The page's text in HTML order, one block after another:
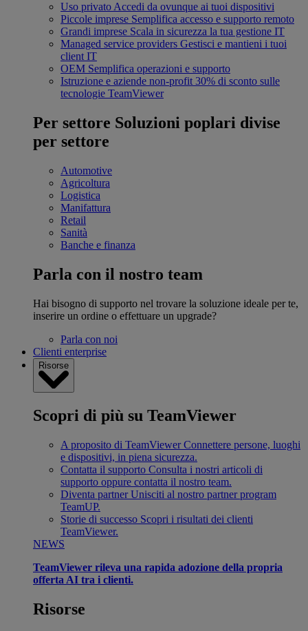
Uso privato Accedi da ovunque ai tuoi dispositivi
Piccole imprese Semplifica accesso e supporto remoto
Grandi imprese Scala in sicurezza la tua gestione IT
Managed service providers Gestisci e mantieni i tuoi
client IT
OEM Semplifica operazioni e supporto
Istruzione e aziende non-profit 30% di sconto sulle
tecnologie TeamViewer
Per settore Soluzioni poplari divise
per settore
Automotive
Agricoltura
Logistica
Manifattura
Retail
Sanità
Banche e finanza
Parla con il nostro team
Hai bisogno di supporto nel trovare la soluzione ideale per te,
inserire un ordine o effettuare un upgrade?
Parla con noi
Clienti enterprise
Risorse
Scopri di più su TeamViewer
A proposito di TeamViewer Connettere persone, luoghi
e dispositivi, in piena sicurezza.
Contatta il supporto Consulta i nostri articoli di
supporto oppure contatta il nostro team.
Diventa partner Unisciti al nostro partner program
TeamUP.
Storie di successo Scopri i risultati dei clienti
TeamViewer.
NEWS
TeamViewer rileva una rapida adozione della propria
offerta AI tra i clienti.
Risorse